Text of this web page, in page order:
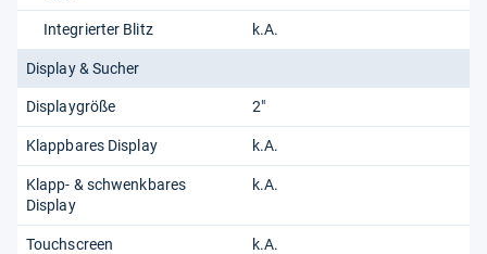
Integrierter Blitz k.A.
Display & Sucher
Displaygröße 2"
Klappbares Display k.A.
Klapp- & schwenkbares
Display
k.A.
Touchscreen k.A.